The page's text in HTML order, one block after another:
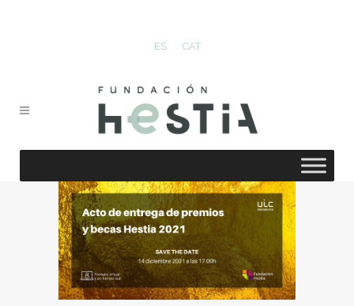
ES CAT